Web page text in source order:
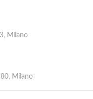
Milano
Milano